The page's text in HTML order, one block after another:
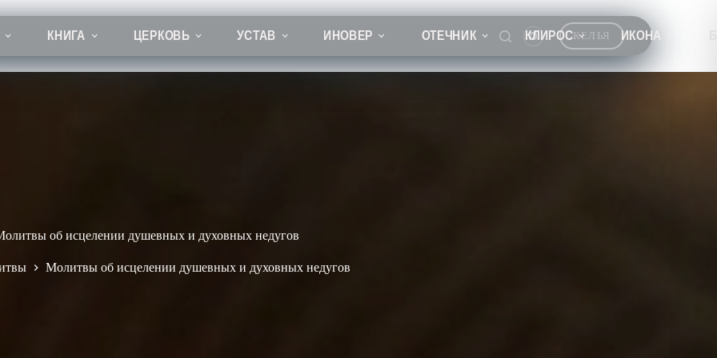
КНИГА ЦЕРКОВЬ УСТАВ ИНОВЕР ОТЕЧНИК КЛИРОС ИКОНА
КЕЛЬЯ
об исцелении душевных и духовных недугов
Молитвы об исцелении душевных и духовных недугов